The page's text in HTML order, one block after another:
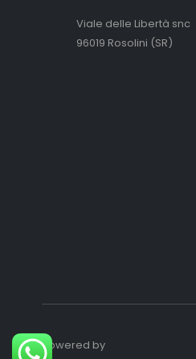
Viale delle Libertà snc
96019 Rosolini (SR)
Powered by